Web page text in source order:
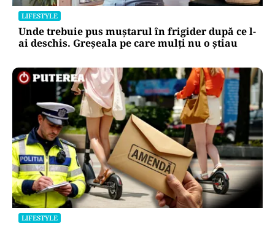
LIFESTYLE
Unde trebuie pus muștarul în frigider după ce l-
ai deschis. Greșeala pe care mulți nu o știau
LIFESTYLE